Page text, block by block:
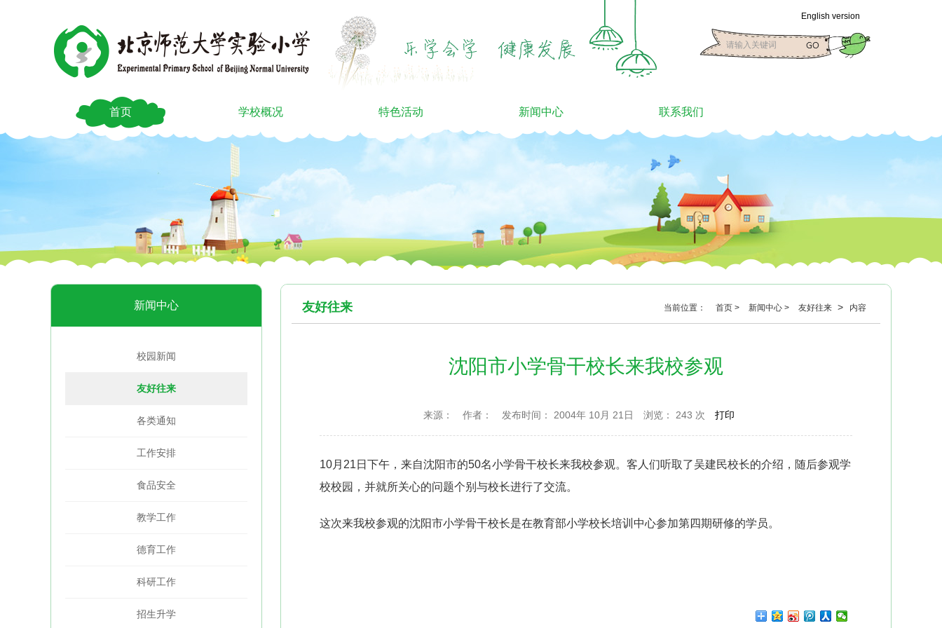
English version
首页 学校概况 特色活动 新闻中心 联系我们
新闻中心
校园新闻
友好往来
各类通知
工作安排
食品安全
教学工作
德育工作
科研工作
招生升学
当前位置： 首页 > 新闻中心 > 友好往来 > 内容
友好往来
沈阳市小学骨干校长来我校参观
来源： 作者： 发布时间： 2004年 10月 21日 浏览： 243 次 打印
10月21日下午，来自沈阳市的50名小学骨干校长来我校参观。客人们听取了吴建民校长的介绍，随后参观学
校校园，并就所关心的问题个别与校长进行了交流。
这次来我校参观的沈阳市小学骨干校长是在教育部小学校长培训中心参加第四期研修的学员。